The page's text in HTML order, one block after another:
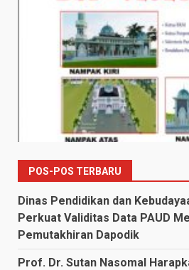
POS-POS TERBARU
Dinas Pendidikan dan
Perkuat Validitas Data PAUD
Pemutakhiran Dapodik
Prof. Dr. Sutan Nasomal